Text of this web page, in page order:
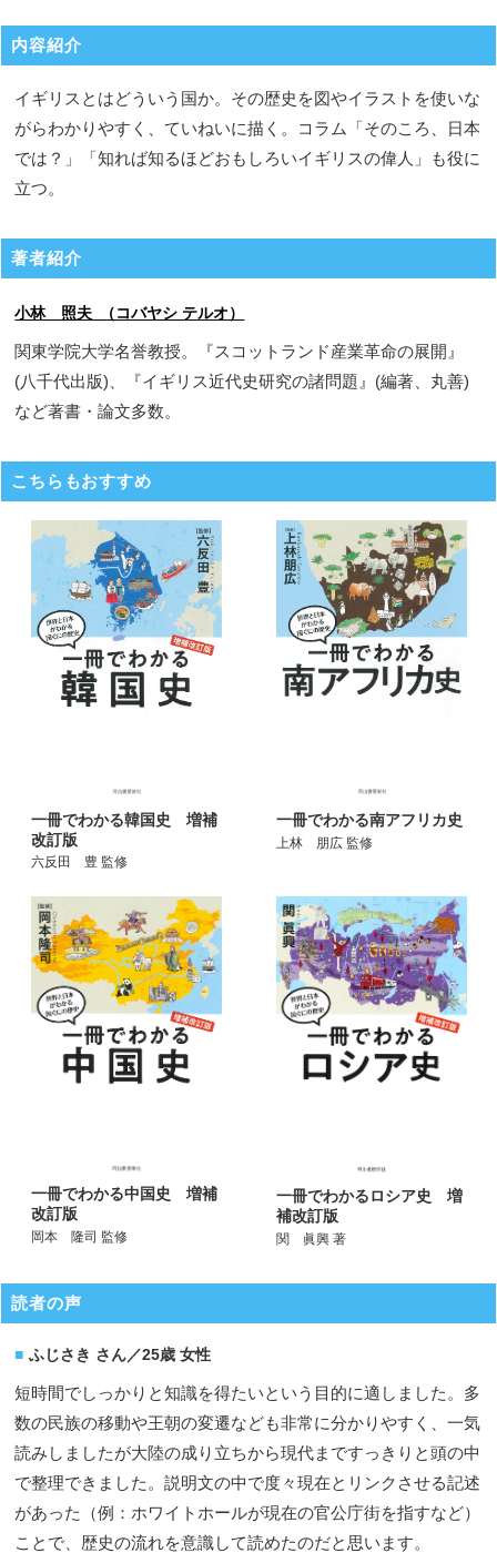
内容紹介
イギリスとはどういう国か。その歴史を図やイラストを使いな
がらわかりやすく、ていねいに描く。コラム「そのころ、日本
では？」「知れば知るほどおもしろいイギリスの偉人」も役に
立つ。
著者紹介
小林 照夫 （コバヤシ テルオ）
関東学院大学名誉教授。『スコットランド産業革命の展開』
(八千代出版)、『イギリス近代史研究の諸問題』(編著、丸善)
など著書・論文多数。
こちらもおすすめ
一冊でわかる韓国史 増補
改訂版
六反田 豊 監修
一冊でわかる南アフリカ史
上林 朋広 監修
一冊でわかる中国史 増補
改訂版
岡本 隆司 監修
一冊でわかるロシア史 増
補改訂版
関 眞興 著
読者の声
ふじさき さん／25歳 女性
短時間でしっかりと知識を得たいという目的に適しました。多
数の民族の移動や王朝の変遷なども非常に分かりやすく、一気
読みしましたが大陸の成り立ちから現代まですっきりと頭の中
で整理できました。説明文の中で度々現在とリンクさせる記述
があった（例：ホワイトホールが現在の官公庁街を指すなど）
ことで、歴史の流れを意識して読めたのだと思います。